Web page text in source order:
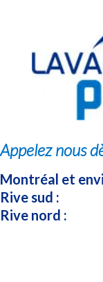
Appelez nous
Montréal et
Rive sud :
Rive nord :